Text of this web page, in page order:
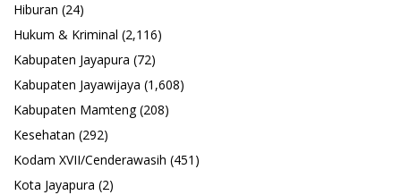
Hiburan (24)
Hukum & Kriminal (2,116)
Kabupaten Jayapura (72)
Kabupaten Jayawijaya (1,608)
Kabupaten Mamteng(208)
Kesehatan (292)
Kodam XVII/Cenderawasih (451)
Kota Jayapura (2)